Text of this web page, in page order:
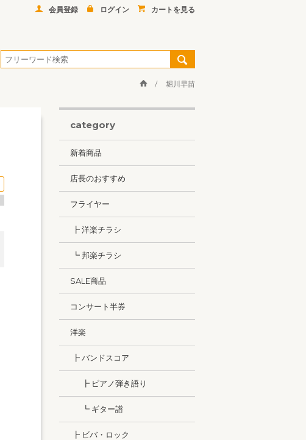
会員登録 ログイン カートを見る
堀川早苗
category
新着商品
店長のおすすめ
フライヤー
┣ 洋楽チラシ
┗ 邦楽チラシ
SALE商品
コンサート半券
洋楽
┣ バンドスコア
┣ ピアノ弾き語り
┗ ギター譜
┣ ビバ・ロック